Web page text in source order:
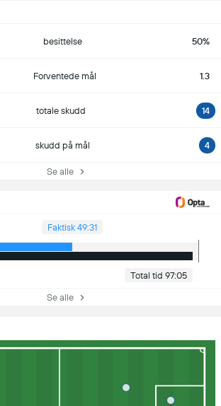
besittelse 50%
Forventede mål 1.3
totale skudd 14
skudd på mål 4
Se alle
Faktisk 49:31
Total tid 97:05
Se alle